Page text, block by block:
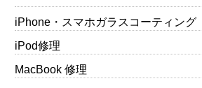
iPhone・スマホガラスコーティング
iPod修理
MacBook 修理